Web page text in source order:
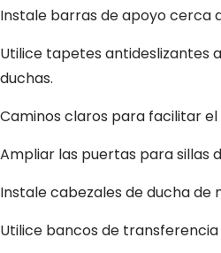
Instale barras de apoyo cerca
Utilice tapetes antideslizantes
duchas.
Caminos claros para facilitar
Ampliar las puertas para sillas
Instale cabezales de ducha de
Utilice bancos de